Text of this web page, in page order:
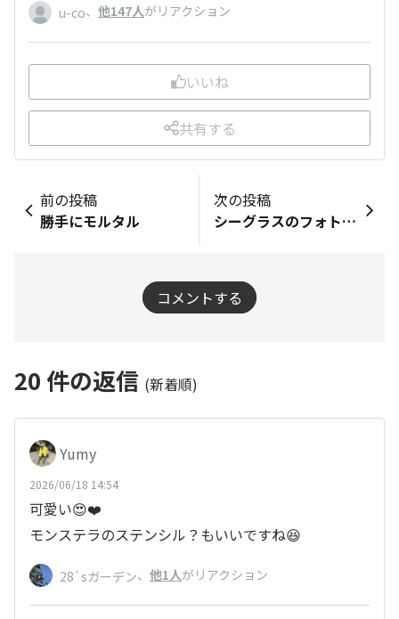
u-co、 他147人がリアクション
いいね
共有する
前の投稿
勝手にモルタル
次の投稿
シーグラスのフォトフレーム
コメントする
20 件の返信 (新着順)
Yumy
2026/06/18 14:54
可愛い😍❤️
モンステラのステンシル？もいいですね😆
28`sガーデン、 他1人がリアクション